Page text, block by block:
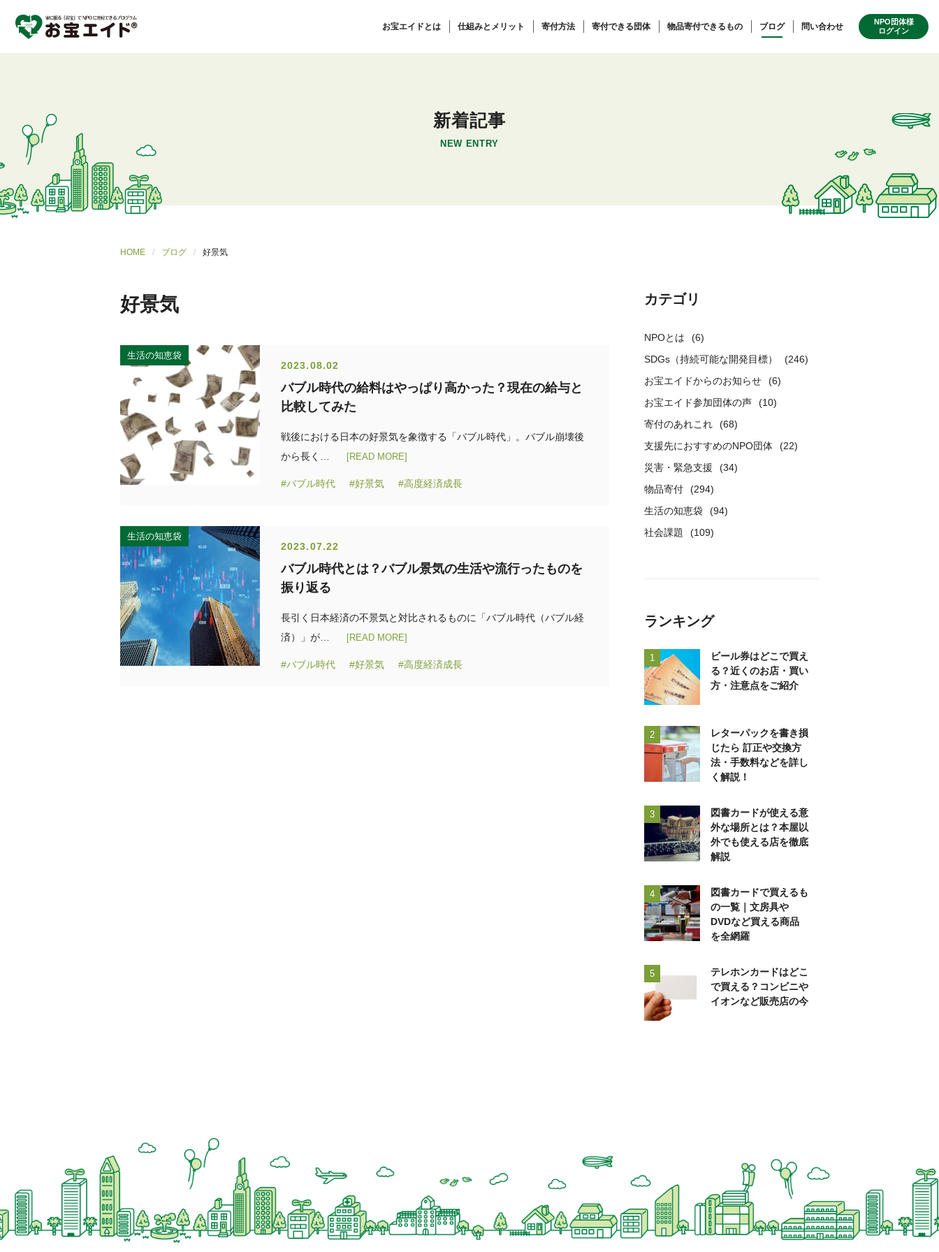
お宝エイドとは 仕組みとメリット 寄付方法 寄付できる団体 物品寄付できるもの ブログ 問い合わせ
NPO団体様
ログイン
新着記事
NEW ENTRY
HOME ブログ 好景気
好景気
生活の知恵袋
2023.08.02
バブル時代の給料はやっぱり高かった？現在の給与と
比較してみた
戦後における日本の好景気を象徴する「バブル時代」。バブル崩壊後
から長く…
[READ MORE]
#バブル時代 #好景気 #高度経済成長
生活の知恵袋
2023.07.22
バブル時代とは？バブル景気の生活や流行ったものを
振り返る
長引く日本経済の不景気と対比されるものに「バブル時代（バブル経
済）」が…
[READ MORE]
#バブル時代 #好景気 #高度経済成長
カテゴリ
NPOとは
(6)
SDGs（持続可能な開発目標）
(246)
お宝エイドからのお知らせ
(6)
お宝エイド参加団体の声
(10)
寄付のあれこれ
(68)
支援先におすすめのNPO団体
(22)
災害・緊急支援
(34)
物品寄付
(294)
生活の知恵袋
(94)
社会課題
(109)
ランキング
1
ビール券はどこで買え
る？近くのお店・買い
方・注意点をご紹介
2
レターパックを書き損
じたら 訂正や交換方
法・手数料などを詳し
く解説！
3
図書カードが使える意
外な場所とは？本屋以
外でも使える店を徹底
解説
4
図書カードで買えるも
の一覧｜文房具や
DVDなど買える商品
を全網羅
5
テレホンカードはどこ
で買える？コンビニや
イオンなど販売店の今